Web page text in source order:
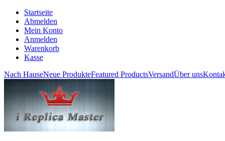
Startseite
Abmelden
Mein Konto
Anmelden
Warenkorb
Kasse
Nach HauseNeue ProdukteFeatured ProductsVersandÜber uns